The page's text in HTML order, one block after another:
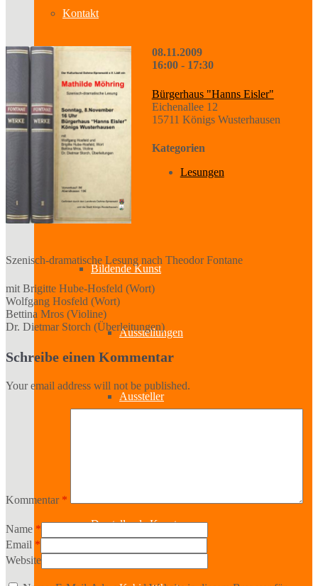
Kontakt
Über uns
Geschichte
Sparten
Bildende Kunst
Ausstellungen
Aussteller
Darstellende Kunst
08.11.2009
16:00 - 17:30
Bürgerhaus "Hanns Eisler"
Eichenallee 12
15711 Königs Wusterhausen
Kategorien
Lesungen
Szenisch-dramatische Lesung nach Theodor Fontane
mit Brigitte Hube-Hosfeld (Wort)
Wolfgang Hosfeld (Wort)
Bettina Mros (Violine)
Dr. Dietmar Storch (Überleitungen)
Schreibe einen Kommentar
Your email address will not be published.
Kommentar *
Name *
Email *
Website